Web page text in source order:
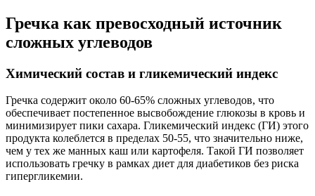
Гречка как превосходный источник
сложных углеводов
Химический состав и гликемический индекс
Гречка содержит около 60-65% сложных углеводов, что
обеспечивает постепенное высвобождение глюкозы в кровь и
минимизирует пики сахара. Гликемический индекс (ГИ) этого
продукта колеблется в пределах 50-55, что значительно ниже,
чем у тех же манных каш или картофеля. Такой ГИ позволяет
использовать гречку в рамках диет для диабетиков без риска
гипергликемии.